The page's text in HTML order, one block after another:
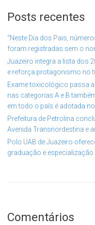
Posts recentes
“Neste Dia dos Pais,
foram registradas sem o
Juazeiro integra a lista dos
e reforça protagonismo no
Exame toxicológico passa
nas categorias A e B
em todo o país é adotada
Prefeitura de Petrolina
Avenida Transnordestina e
Polo UAB de Juazeiro
graduação e especialização
Comentários